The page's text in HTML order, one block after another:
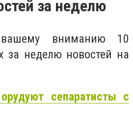
за неделю
вашему вниманию 10
за неделю новостей на
сепаратисты с